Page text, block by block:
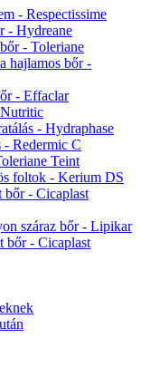
- Respectissime
- Hydreane
- Toleriane
hajlamos bőr -
- Effaclar
- Hydraphase
- Redermic C
Teint
foltok - Kerium DS
bőr - Cicaplast
száraz bőr - Lipikar
bőr - Cicaplast